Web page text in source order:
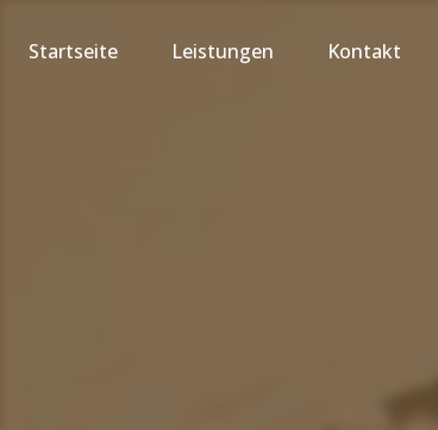
Startseite Leistungen Kontakt